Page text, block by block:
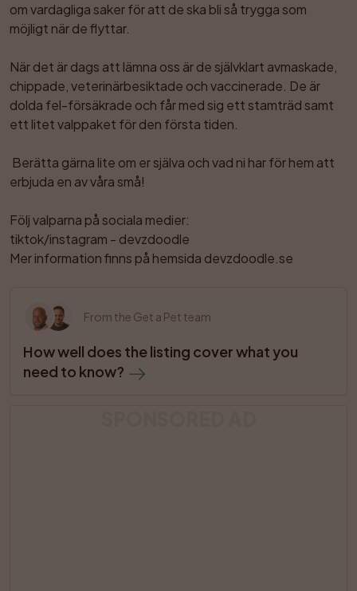
om vardagliga saker för att de ska bli så trygga som
möjligt när de flyttar.
När det är dags att lämna oss är de självklart avmaskade,
chippade, veterinärbesiktade och vaccinerade. De är
dolda fel-försäkrade och får med sig ett stamträd samt
ett litet valppaket för den första tiden.
erbjuda en av våra små!
Följ valparna på sociala medier:
tiktok/instagram - devzdoodle
Mer information finns på hemsida devzdoodle.se
From the Get a Pet team
How well does the listing cover what you
need to know?